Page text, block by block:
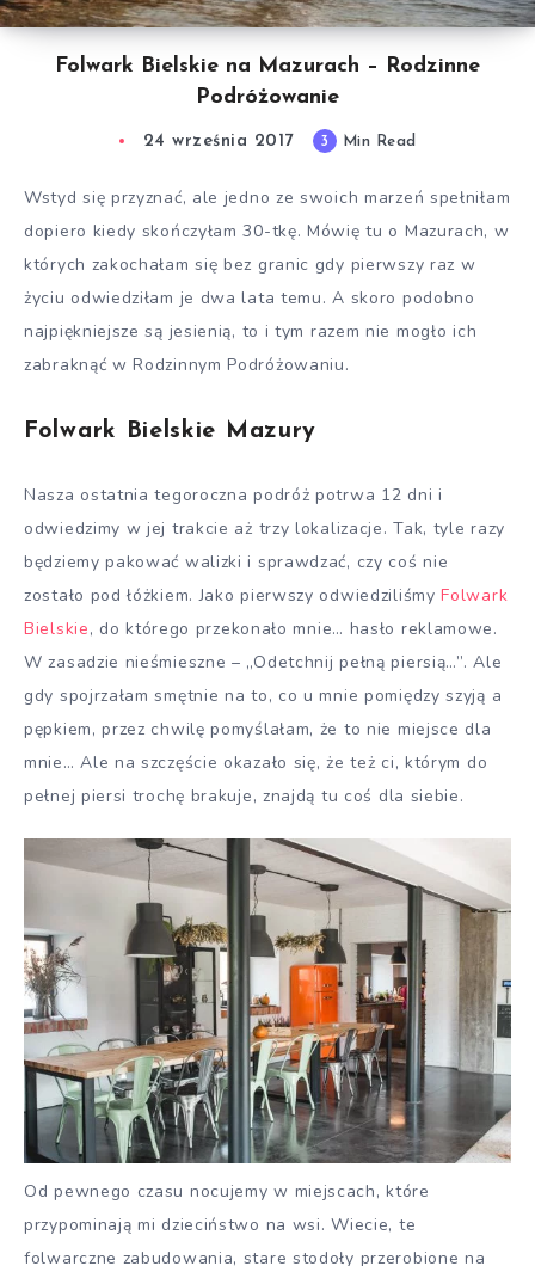
Folwark Bielskie na Mazurach – Rodzinne
Podróżowanie
24 września 2017 3 Min Read
Wstyd się przyznać, ale jedno ze swoich marzeń spełniłam
dopiero kiedy skończyłam 30-tkę. Mówię tu o Mazurach, w
których zakochałam się bez granic gdy pierwszy raz w
życiu odwiedziłam je dwa lata temu. A skoro podobno
najpiękniejsze są jesienią, to i tym razem nie mogło ich
zabraknąć w Rodzinnym Podróżowaniu.
Folwark Bielskie Mazury
Nasza ostatnia tegoroczna podróż potrwa 12 dni i
odwiedzimy w jej trakcie aż trzy lokalizacje. Tak, tyle razy
będziemy pakować walizki i sprawdzać, czy coś nie
zostało pod łóżkiem. Jako pierwszy odwiedziliśmyFolwark
Bielskie, do którego przekonało mnie… hasło reklamowe.
W zasadzie nieśmieszne – „Odetchnij pełną piersią…”. Ale
gdy spojrzałam smętnie na to, co u mnie pomiędzy szyją a
pępkiem, przez chwilę pomyślałam, że to nie miejsce dla
mnie… Ale na szczęście okazało się, że też ci, którym do
pełnej piersi trochę brakuje, znajdą tu coś dla siebie.
Od pewnego czasu nocujemy w miejscach, które
przypominają mi dzieciństwo na wsi. Wiecie, te
folwarczne zabudowania, stare stodoły przerobione na